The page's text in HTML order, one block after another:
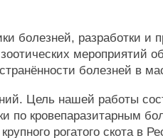
болезней, разработки и
мероприятий
болезней в
Цель нашей работы
по кровепаразитарным
рогатого скота в